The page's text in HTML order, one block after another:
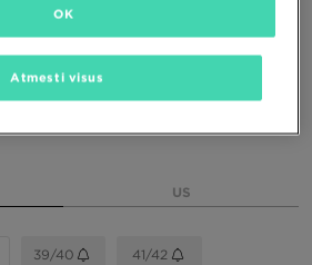
US
39/40 41/42
Atmesti visus
OK